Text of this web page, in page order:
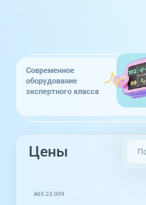
Современное
оборудование
экспертного класса
Цены
A05.23.009